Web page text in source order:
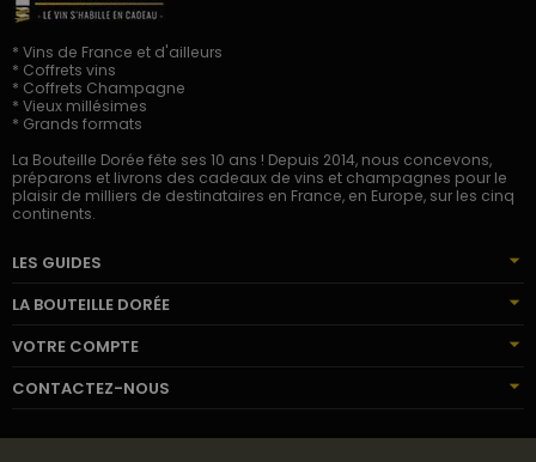
* Vins de France et d'ailleurs
* Coffrets vins
* Coffrets Champagne
* Vieux millésimes
* Grands formats
La Bouteille Dorée fête ses 10 ans ! Depuis 2014, nous concevons,
préparons et livrons des cadeaux de vins et champagnes pour le
plaisir de milliers de destinataires en France, en Europe, sur les cinq
continents.
LES GUIDES
LA BOUTEILLE DORÉE
VOTRE COMPTE
CONTACTEZ-NOUS